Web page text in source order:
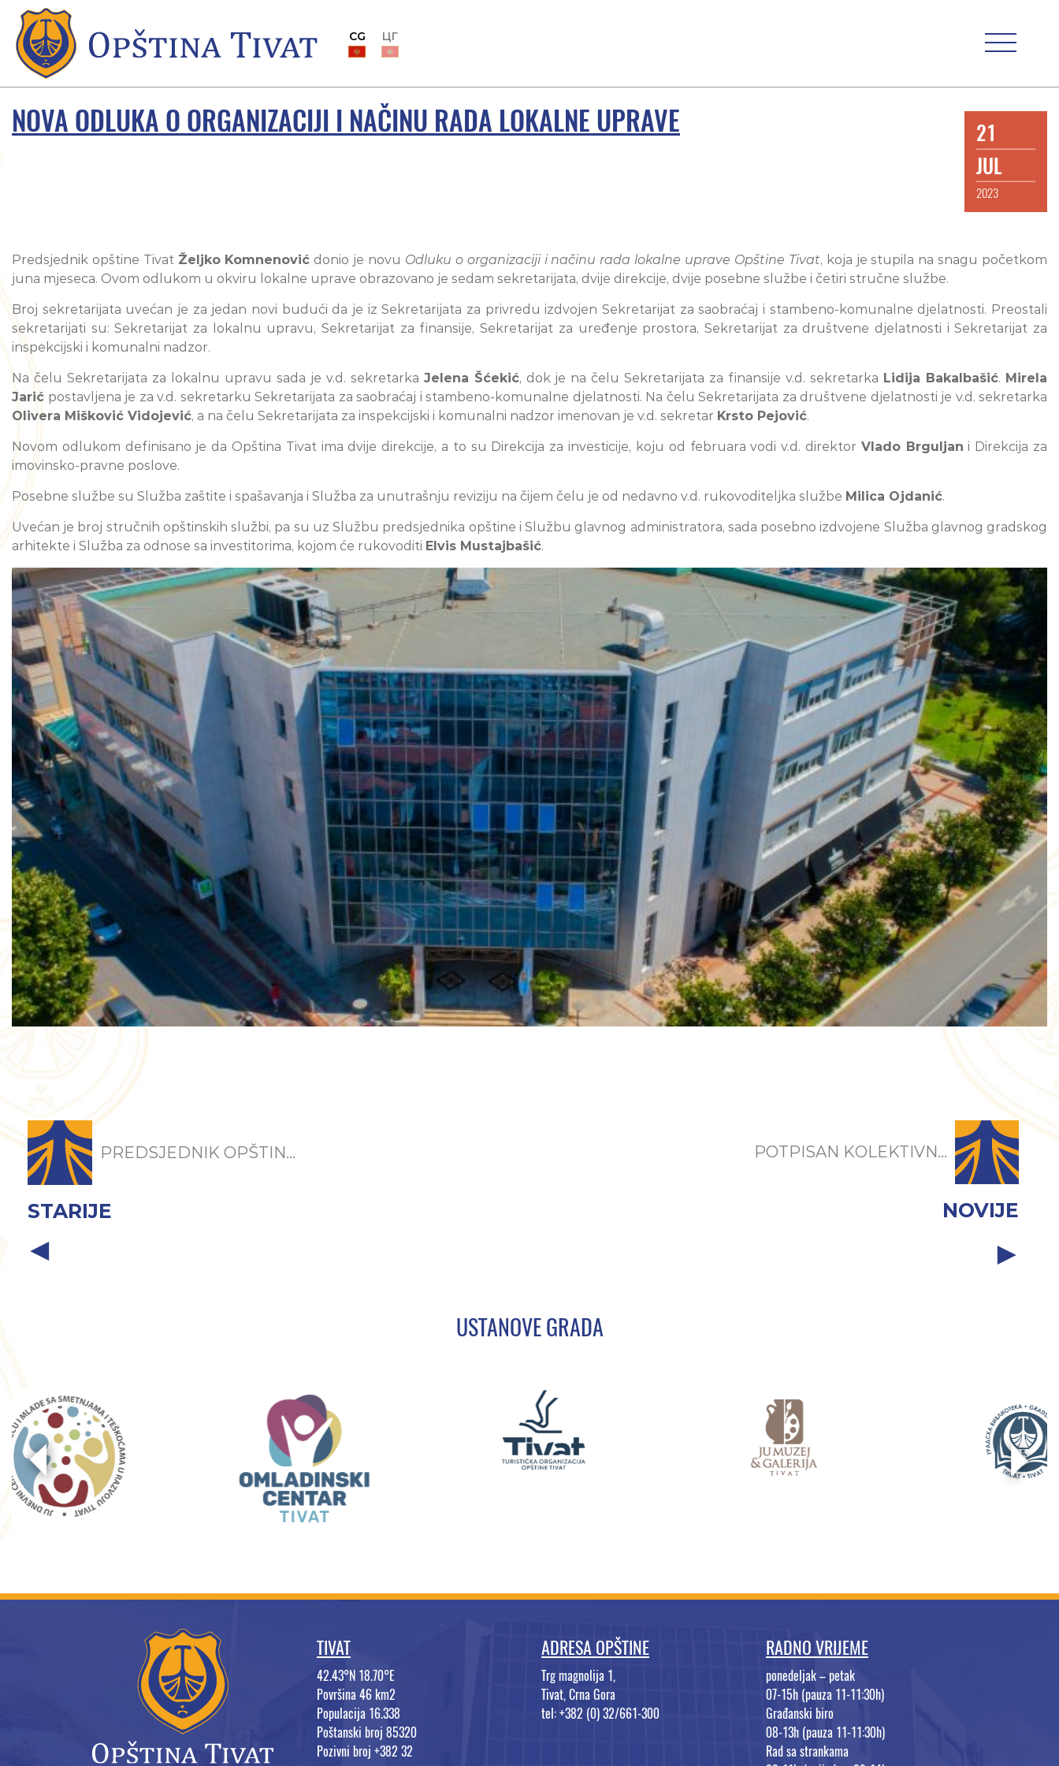
CG ЦГ
NOVA ODLUKA O ORGANIZACIJI I NAČINU RADA LOKALNE UPRAVE
21
JUL
2023
Predsjednik opštine Tivat Željko Komnenović donio je novu Odluku o organizaciji i načinu rada lokalne uprave Opštine Tivat, koja je stupila na snagu početkom
juna mjeseca. Ovom odlukom u okviru lokalne uprave obrazovano je sedam sekretarijata, dvije direkcije, dvije posebne službe i četiri stručne službe.
Broj sekretarijata uvećan je za jedan novi budući da je iz Sekretarijata za privredu izdvojen Sekretarijat za saobraćaj i stambeno-komunalne djelatnosti. Preostali
sekretarijati su: Sekretarijat za lokalnu upravu, Sekretarijat za finansije, Sekretarijat za uređenje prostora, Sekretarijat za društvene djelatnosti i Sekretarijat za
inspekcijski i komunalni nadzor.
Na čelu Sekretarijata za lokalnu upravu sada je v.d. sekretarka Jelena Šćekić, dok je na čelu Sekretarijata za finansije v.d. sekretarka Lidija Bakalbašić. Mirela
Jarić postavljena je za v.d. sekretarku Sekretarijata za saobraćaj i stambeno-komunalne djelatnosti. Na čelu Sekretarijata za društvene djelatnosti je v.d. sekretarka
Olivera Mišković Vidojević, a na čelu Sekretarijata za inspekcijski i komunalni nadzor imenovan je v.d. sekretar Krsto Pejović.
Novom odlukom definisano je da Opština Tivat ima dvije direkcije, a to su Direkcija za investicije, koju od februara vodi v.d. direktor Vlado Brguljan i Direkcija za
imovinsko-pravne poslove.
Posebne službe su Služba zaštite i spašavanja i Služba za unutrašnju reviziju na čijem čelu je od nedavno v.d. rukovoditeljka službe Milica Ojdanić.
Uvećan je broj stručnih opštinskih službi, pa su uz Službu predsjednika opštine i Službu glavnog administratora, sada posebno izdvojene Služba glavnog gradskog
arhitekte i Služba za odnose sa investitorima, kojom će rukovoditi Elvis Mustajbašić.
PREDSJEDNIK OPŠTIN...
STARIJE
POTPISAN KOLEKTIVN...
NOVIJE
USTANOVE GRADA
TIVAT
42.43°N 18.70°E
Površina 46 km2
Populacija 16.338
Poštanski broj 85320
Pozivni broj +382 32
ADRESA OPŠTINE
Trg magnolija 1,
Tivat, Crna Gora
tel: +382 (0) 32/661-300
RADNO VRIJEME
ponedeljak – petak
07-15h (pauza 11-11:30h)
Građanski biro
08-13h (pauza 11-11:30h)
Rad sa strankama